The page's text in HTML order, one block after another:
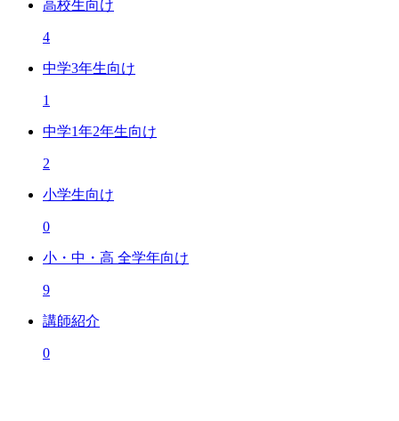
高校生向け
4
中学3年生向け
1
中学1年2年生向け
2
小学生向け
0
小・中・高 全学年向け
9
講師紹介
0